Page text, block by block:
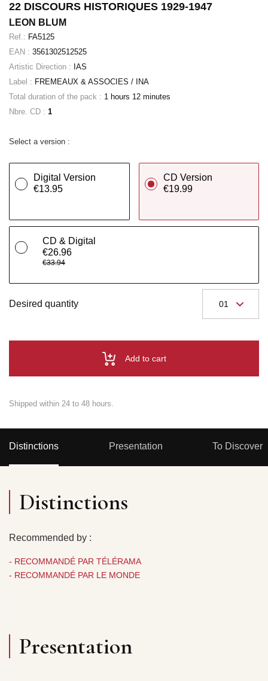
22 DISCOURS HISTORIQUES 1929-1947
LEON BLUM
Ref.: FA5125
EAN : 3561302512525
Artistic Direction : IAS
Label : FREMEAUX & ASSOCIES / INA
Total duration of the pack : 1 hours 12 minutes
Nbre. CD : 1
Select a version :
Digital Version
€13.95
CD Version
€19.99
CD & Digital
€26.96
€33.94
Desired quantity
Add to cart
Shipped within 24 to 48 hours.
Distinctions Presentation To Discover
Distinctions
Recommended by :
- RECOMMANDÉ PAR TÉLÉRAMA
- RECOMMANDÉ PAR LE MONDE
Presentation